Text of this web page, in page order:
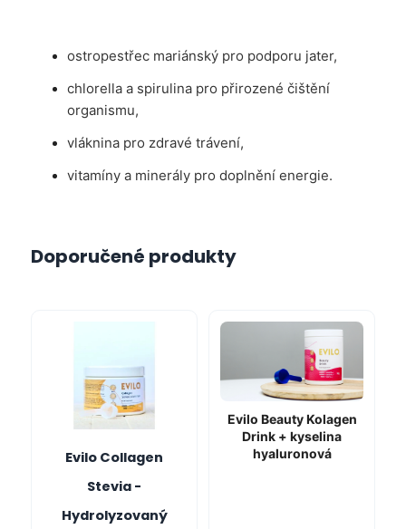
ostropestřec mariánský pro podporu jater,
chlorella a spirulina pro přirozené čištění
organismu,
vláknina pro zdravé trávení,
vitamíny a minerály pro doplnění energie.
Doporučené produkty
Evilo Collagen
Stevia -
Hydrolyzovaný
Evilo Beauty Kolagen
Drink + kyselina
hyaluronová